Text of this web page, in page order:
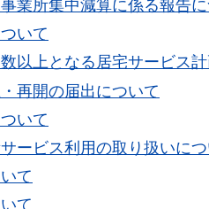
業所集中減算に係る報告
いて
以上となる居宅サービス
再開の届出について
いて
ービス利用の取り扱いに
て
て